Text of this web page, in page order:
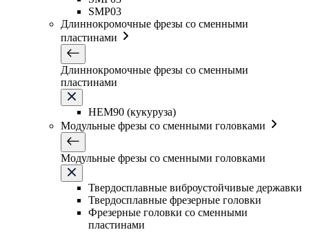
SMP03
Длиннокромочные фрезы со сменными
пластинами
Длиннокромочные фрезы со сменными
пластинами
HEM90 (кукуруза)
Модульные фрезы со сменными головками
Модульные фрезы со сменными головками
Твердосплавные виброустойчивые державки
Твердосплавные фрезерные головки
Фрезерные головки со сменными
пластинами